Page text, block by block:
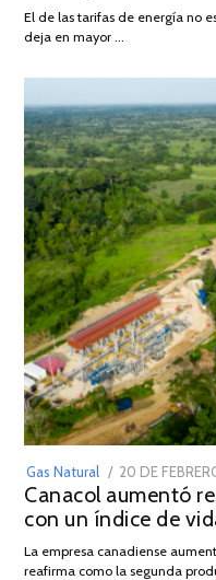
El de las tarifas de energía no
deja en mayor …
Gas Natural
POSTED
ON
20 DE
Canacol aumentó
con un índice de
La empresa canadiense
reafirma como la segunda